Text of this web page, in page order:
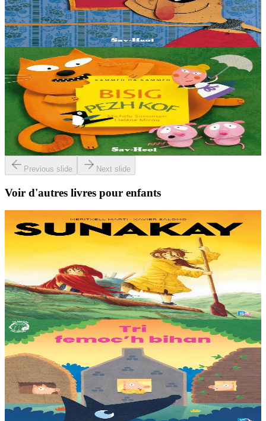
Qui a volé le dîner de la souris ? "Pour le savoir," dit le juge, "une
seule chose à faire..." Conte libanais.
En stock9,00 €
3 ans et plus
Sav-heol
Le chat ventru
- Oh ! le gros ventre ! Mais qu’as-tu donc mangé, mon petit chat,
pour être si ventru ? Une petite vieille se fait dévorer toute crue par
son chat. Le ventre...
En stock8,00 €
Previous slide Next slide
Voir d'autres livres pour enfants
TES
Sunakay
La mer est devenue une immense décharge dépourvue de vie sous-
marine. Deux soeurs survivent sur une île de plastique, au milieu des
déchets. Mais un évènement...
En stock25,00 €
3 ans et plus
TES
Les trois petits cochons
Il était une fois trois joyeux petits cochons qui vivaient avec leurs
parents. Il était temps pour chacun d’avoir sa propre maison ! Cette
collection propose...